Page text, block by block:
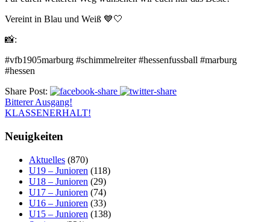
Vereint in Blau und Weiß 💙🤍
📸:
#vfb1905marburg #schimmelreiter #hessenfussball #marburg
#hessen
Share Post:
Bitterer Ausgang!
KLASSENERHALT!
Neuigkeiten
Aktuelles (870)
U19 – Junioren (118)
U18 – Junioren (29)
U17 – Junioren (74)
U16 – Junioren (33)
U15 – Junioren (138)